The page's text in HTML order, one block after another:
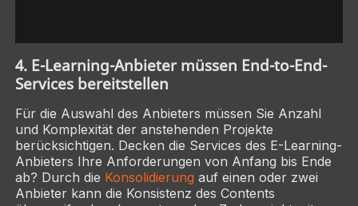
4. E-Learning-Anbieter müssen End-to-End-
Services bereitstellen
Für die Auswahl des Anbieters müssen Sie Anzahl
und Komplexität der anstehenden Projekte
berücksichtigen. Decken die Services des E-Learning-
Anbieters Ihre Anforderungen von Anfang bis Ende
ab? Durch die Konsolidierung auf einen oder zwei
Anbieter kann die Konsistenz des Contents